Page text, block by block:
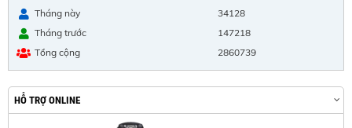
Tháng này
34128
Tháng trước
147218
Tổng cộng
2860739
HỖ TRỢ ONLINE